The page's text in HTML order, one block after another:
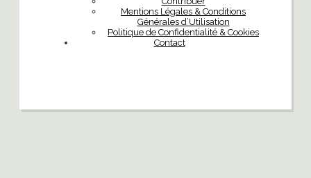
Mentions Légales & Conditions
Générales d’Utilisation
Politique de Confidentialité & Cookies
Contact